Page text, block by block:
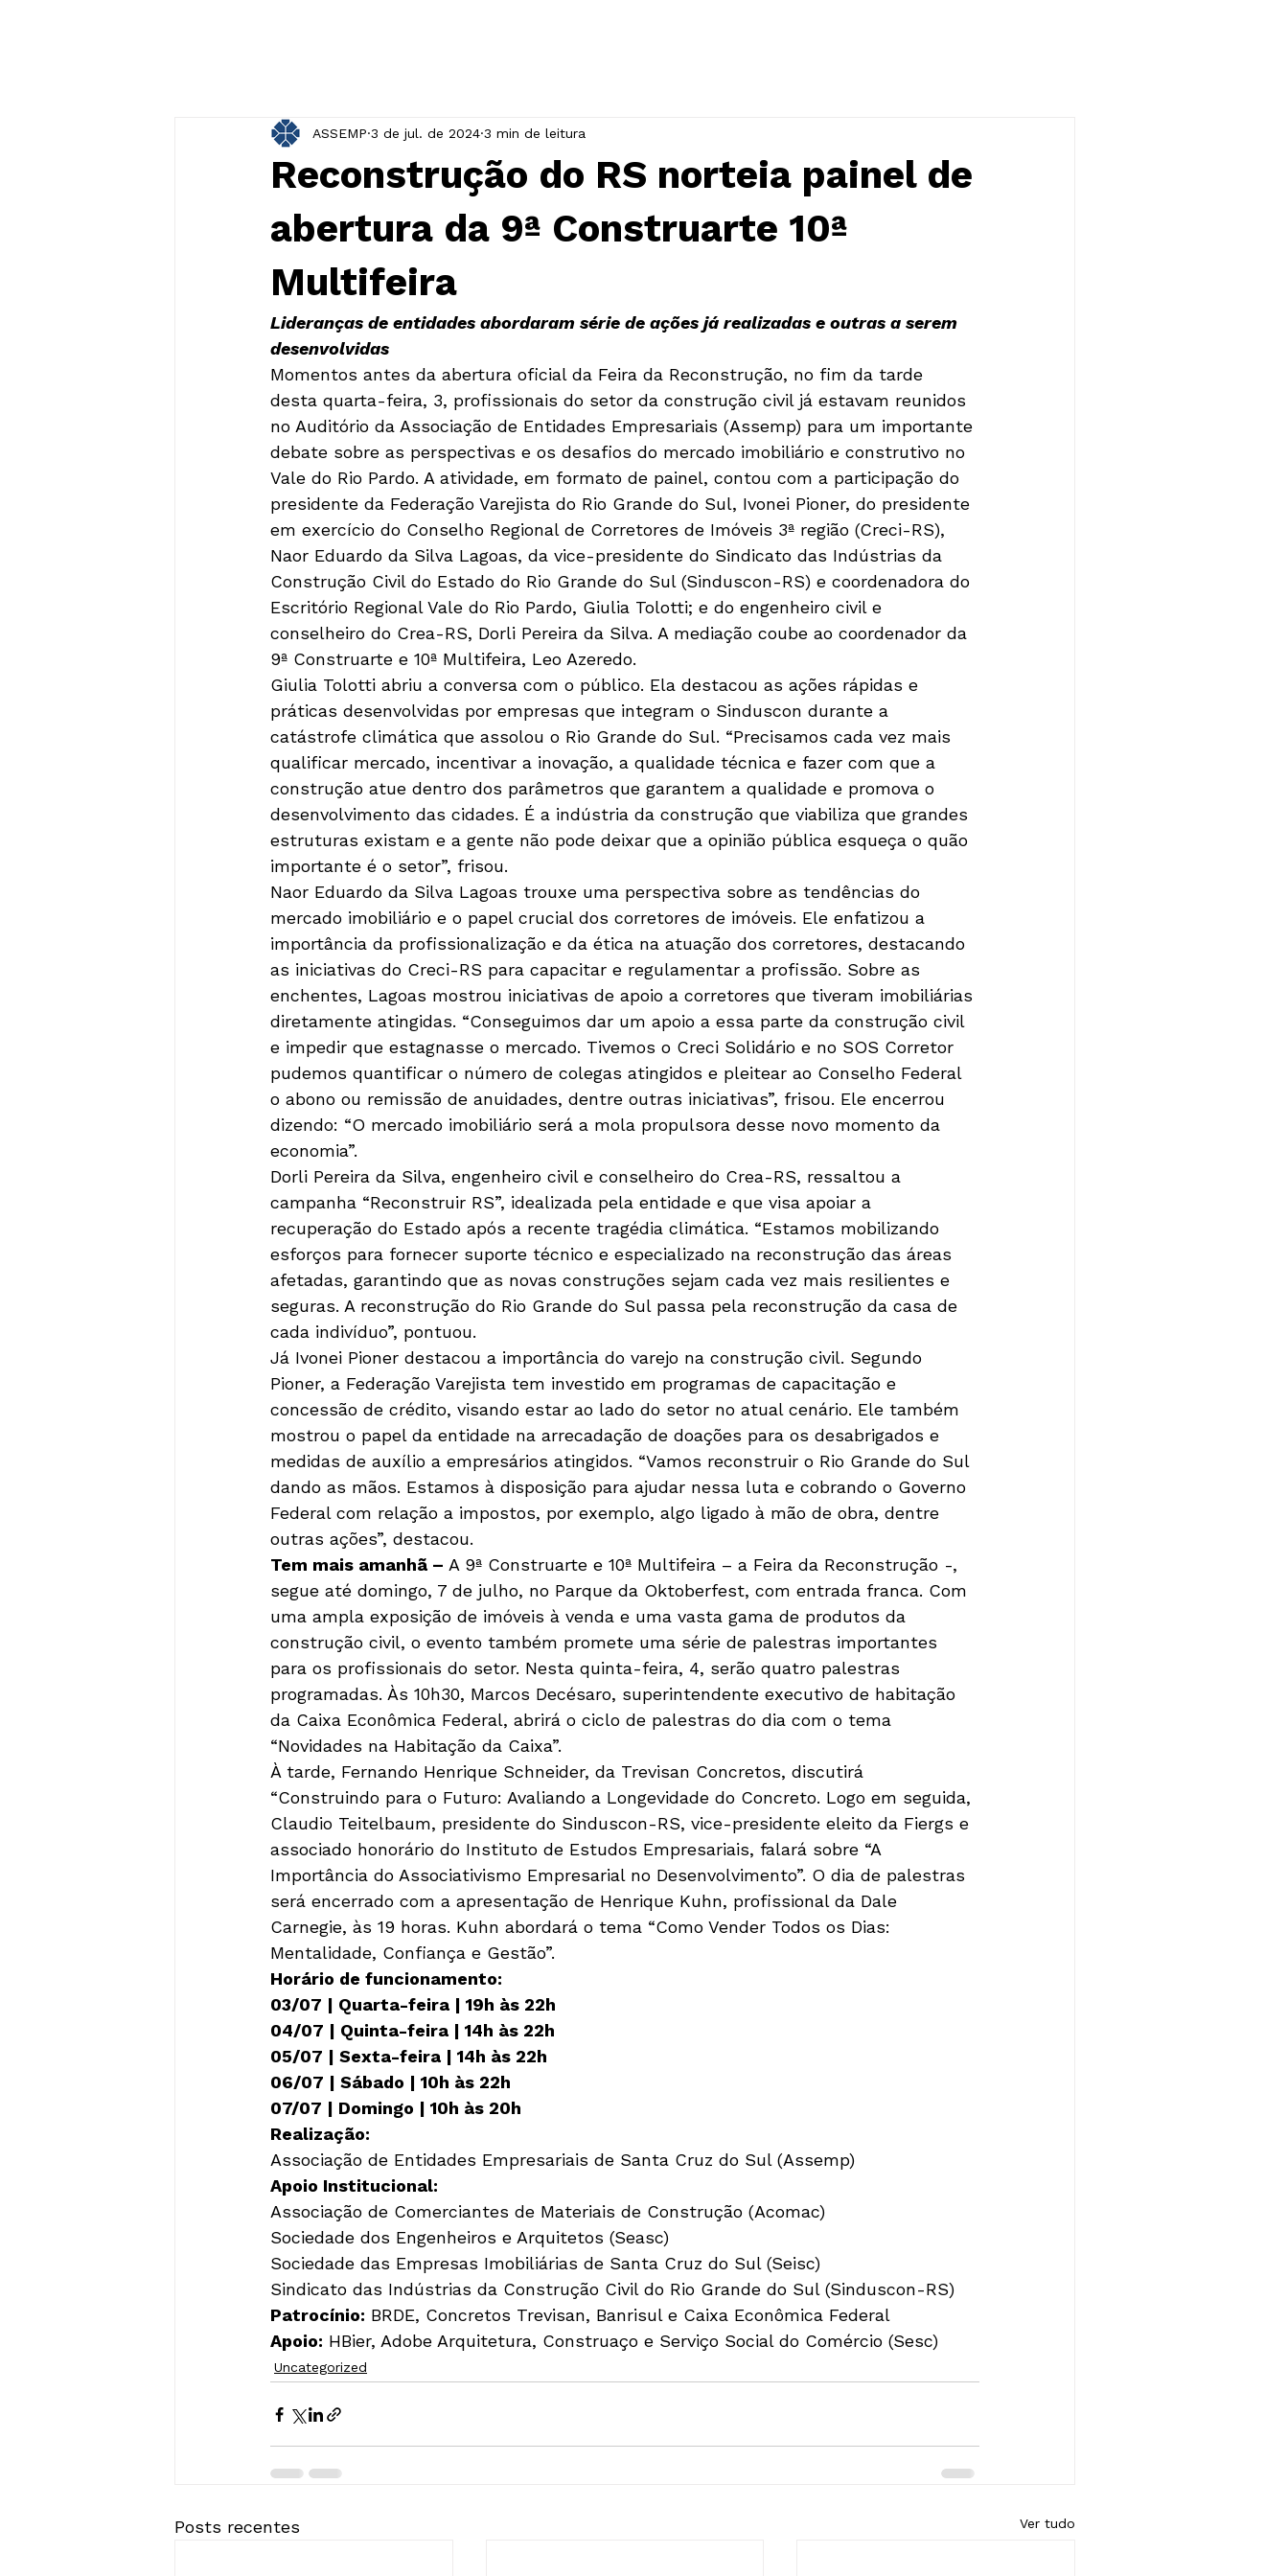
Reconstrução do RS norteia painel de
abertura da 9ª Construarte 10ª
Multifeira
ASSEMP 3 de jul. de 2024 3 min de leitura
Lideranças de entidades abordaram série de ações já realizadas e outras a serem
desenvolvidas
Momentos antes da abertura oficial da Feira da Reconstrução, no fim da tarde
desta quarta-feira, 3, profissionais do setor da construção civil já estavam reunidos
no Auditório da Associação de Entidades Empresariais (Assemp) para um importante
debate sobre as perspectivas e os desafios do mercado imobiliário e construtivo no
Vale do Rio Pardo. A atividade, em formato de painel, contou com a participação do
presidente da Federação Varejista do Rio Grande do Sul, Ivonei Pioner, do presidente
em exercício do Conselho Regional de Corretores de Imóveis 3ª região (Creci-RS),
Naor Eduardo da Silva Lagoas, da vice-presidente do Sindicato das Indústrias da
Construção Civil do Estado do Rio Grande do Sul (Sinduscon-RS) e coordenadora do
Escritório Regional Vale do Rio Pardo, Giulia Tolotti; e do engenheiro civil e
conselheiro do Crea-RS, Dorli Pereira da Silva. A mediação coube ao coordenador da
9ª Construarte e 10ª Multifeira, Leo Azeredo.
Giulia Tolotti abriu a conversa com o público. Ela destacou as ações rápidas e
práticas desenvolvidas por empresas que integram o Sinduscon durante a
catástrofe climática que assolou o Rio Grande do Sul. “Precisamos cada vez mais
qualificar mercado, incentivar a inovação, a qualidade técnica e fazer com que a
construção atue dentro dos parâmetros que garantem a qualidade e promova o
desenvolvimento das cidades. É a indústria da construção que viabiliza que grandes
estruturas existam e a gente não pode deixar que a opinião pública esqueça o quão
importante é o setor”, frisou.
Naor Eduardo da Silva Lagoas trouxe uma perspectiva sobre as tendências do
mercado imobiliário e o papel crucial dos corretores de imóveis. Ele enfatizou a
importância da profissionalização e da ética na atuação dos corretores, destacando
as iniciativas do Creci-RS para capacitar e regulamentar a profissão. Sobre as
enchentes, Lagoas mostrou iniciativas de apoio a corretores que tiveram imobiliárias
diretamente atingidas. “Conseguimos dar um apoio a essa parte da construção civil
e impedir que estagnasse o mercado. Tivemos o Creci Solidário e no SOS Corretor
pudemos quantificar o número de colegas atingidos e pleitear ao Conselho Federal
o abono ou remissão de anuidades, dentre outras iniciativas”, frisou. Ele encerrou
dizendo: “O mercado imobiliário será a mola propulsora desse novo momento da
economia”.
Dorli Pereira da Silva, engenheiro civil e conselheiro do Crea-RS, ressaltou a
campanha “Reconstruir RS”, idealizada pela entidade e que visa apoiar a
recuperação do Estado após a recente tragédia climática. “Estamos mobilizando
esforços para fornecer suporte técnico e especializado na reconstrução das áreas
afetadas, garantindo que as novas construções sejam cada vez mais resilientes e
seguras. A reconstrução do Rio Grande do Sul passa pela reconstrução da casa de
cada indivíduo”, pontuou.
Já Ivonei Pioner destacou a importância do varejo na construção civil. Segundo
Pioner, a Federação Varejista tem investido em programas de capacitação e
concessão de crédito, visando estar ao lado do setor no atual cenário. Ele também
mostrou o papel da entidade na arrecadação de doações para os desabrigados e
medidas de auxílio a empresários atingidos. “Vamos reconstruir o Rio Grande do Sul
dando as mãos. Estamos à disposição para ajudar nessa luta e cobrando o Governo
Federal com relação a impostos, por exemplo, algo ligado à mão de obra, dentre
outras ações”, destacou.
Tem mais amanhã – A 9ª Construarte e 10ª Multifeira – a Feira da Reconstrução -,
segue até domingo, 7 de julho, no Parque da Oktoberfest, com entrada franca. Com
uma ampla exposição de imóveis à venda e uma vasta gama de produtos da
construção civil, o evento também promete uma série de palestras importantes
para os profissionais do setor. Nesta quinta-feira, 4, serão quatro palestras
programadas. Às 10h30, Marcos Decésaro, superintendente executivo de habitação
da Caixa Econômica Federal, abrirá o ciclo de palestras do dia com o tema
“Novidades na Habitação da Caixa”.
À tarde, Fernando Henrique Schneider, da Trevisan Concretos, discutirá
“Construindo para o Futuro: Avaliando a Longevidade do Concreto. Logo em seguida,
Claudio Teitelbaum, presidente do Sinduscon-RS, vice-presidente eleito da Fiergs e
associado honorário do Instituto de Estudos Empresariais, falará sobre “A
Importância do Associativismo Empresarial no Desenvolvimento”. O dia de palestras
será encerrado com a apresentação de Henrique Kuhn, profissional da Dale
Carnegie, às 19 horas. Kuhn abordará o tema “Como Vender Todos os Dias:
Mentalidade, Confiança e Gestão”.
Horário de funcionamento:
03/07 | Quarta-feira | 19h às 22h
04/07 | Quinta-feira | 14h às 22h
05/07 | Sexta-feira | 14h às 22h
06/07 | Sábado | 10h às 22h
07/07 | Domingo | 10h às 20h
Realização:
Associação de Entidades Empresariais de Santa Cruz do Sul (Assemp)
Apoio Institucional:
Associação de Comerciantes de Materiais de Construção (Acomac)
Sociedade dos Engenheiros e Arquitetos (Seasc)
Sociedade das Empresas Imobiliárias de Santa Cruz do Sul (Seisc)
Sindicato das Indústrias da Construção Civil do Rio Grande do Sul (Sinduscon-RS)
Patrocínio: BRDE, Concretos Trevisan, Banrisul e Caixa Econômica Federal
Apoio: HBier, Adobe Arquitetura, Construaço e Serviço Social do Comércio (Sesc)
Uncategorized
Posts recentes Ver tudo